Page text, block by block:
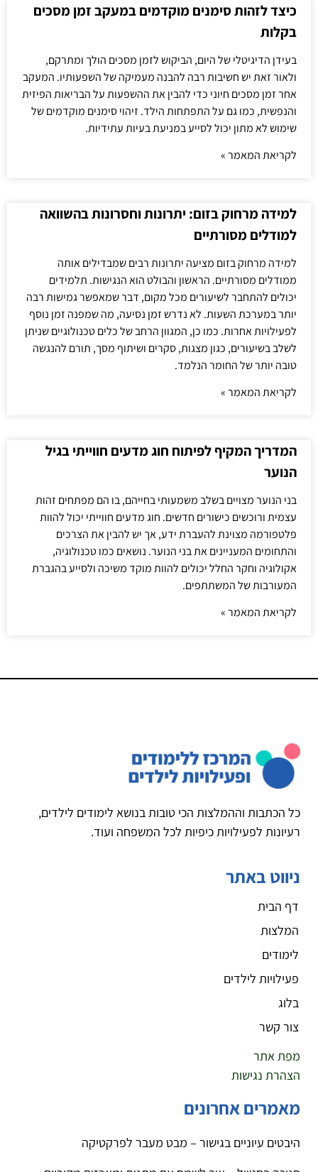
כיצד לזהות סימנים מוקדמים במעקב זמן מסכים
בקלות
בעידן הדיגיטלי של היום, הביקוש לזמן מסכים הולך ומתרקם,
ולאור זאת יש חשיבות רבה להבנה מעמיקה של השפעותיו. המעקב
אחר זמן מסכים חיוני כדי להבין את ההשפעות על הבריאות הפיזית
והנפשית, כמו גם על התפתחות הילד. זיהוי סימנים מוקדמים של
שימוש לא מתון יכול לסייע במניעת בעיות עתידיות.
לקריאת המאמר »
למידה מרחוק בזום: יתרונות וחסרונות בהשוואה
למודלים מסורתיים
למידה מרחוק בזום מציעה יתרונות רבים שמבדילים אותה
ממודלים מסורתיים. הראשון והבולט הוא הנגישות. תלמידים
יכולים להתחבר לשיעורים מכל מקום, דבר שמאפשר גמישות רבה
יותר במערכת השעות. לא נדרש זמן נסיעה, מה שמפנה זמן נוסף
לפעילויות אחרות. כמו כן, המגוון הרחב של כלים טכנולוגיים שניתן
לשלב בשיעורים, כגון מצגות, סקרים ושיתוף מסך, תורם להנגשה
טובה יותר של החומר הנלמד.
לקריאת המאמר »
המדריך המקיף לפיתוח חוג מדעים חווייתי בגיל
הנוער
בני הנוער מצויים בשלב משמעותי בחייהם, בו הם מפתחים זהות
עצמית ורוכשים כישורים חדשים. חוג מדעים חווייתי יכול להוות
פלטפורמה מצוינת להעברת ידע, אך יש להבין את הצרכים
והתחומים המעניינים את בני הנוער. נושאים כמו טכנולוגיה,
אקולוגיה וחקר החלל יכולים להוות מוקד משיכה ולסייע בהגברת
המעורבות של המשתתפים.
לקריאת המאמר »
כל הכתבות וההמלצות הכי טובות בנושא לימודים לילדים,
רעיונות לפעילויות כיפיות לכל המשפחה ועוד.
ניווט באתר
דף הבית
המלצות
לימודים
פעילויות לילדים
בלוג
צור קשר
מפת אתר
הצהרת נגישות
מאמרים אחרונים
היבטים עיוניים בגישור – מבט מעבר לפרקטיקה